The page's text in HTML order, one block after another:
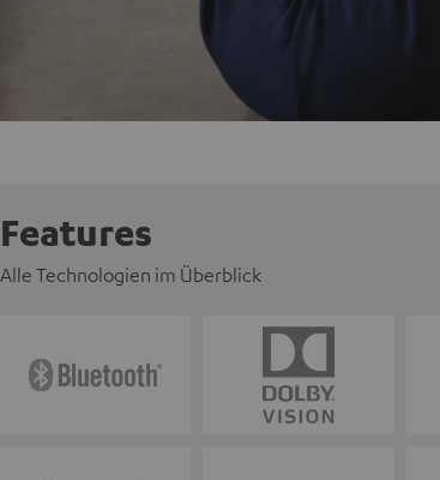
Features
Alle Technologien im Überblick